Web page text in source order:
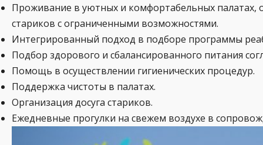
Проживание в уютных и комфортабельных
стариков с ограниченными возможностями.
Интегрированный подход в подборе программы
Подбор здорового и сбалансированного питания
Помощь в осуществлении гигиенических процедур.
Поддержка чистоты в палатах.
Организация досуга стариков.
Ежедневные прогулки на свежем воздухе в